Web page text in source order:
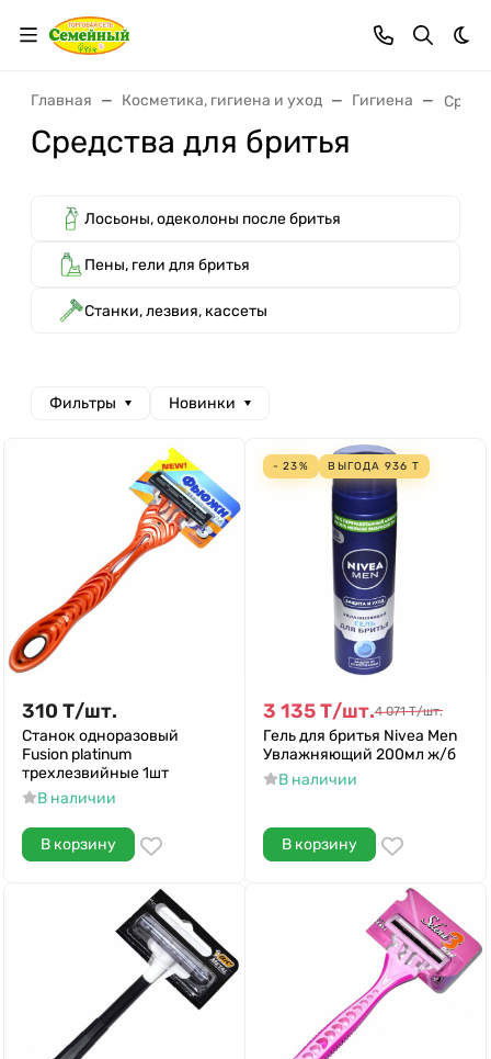
Главная Косметика, гигиена и уход Гигиена
Средства для бритья
Лосьоны, одеколоны после бритья
Пены, гели для бритья
Станки, лезвия, кассеты
Фильтры Новинки
310 Т/шт.
Станок одноразовый
Fusion platinum
трехлезвийные 1шт
В наличии
В корзину
- 23% ВЫГОДА 936 Т
3 135Т/шт.4 071 Т/шт.
Гель для бритья Nivea Men
Увлажняющий 200мл ж/б
В наличии
В корзину